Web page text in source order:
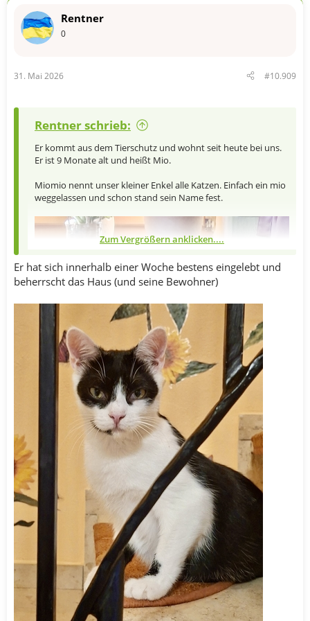
Rentner
0
31. Mai 2026 #10.909
Rentner schrieb:
Er kommt aus dem Tierschutz und wohnt seit heute bei uns.
Er ist 9 Monate alt und heißt Mio.
Miomio nennt unser kleiner Enkel alle Katzen. Einfach ein mio
weggelassen und schon stand sein Name fest.
Zum Vergrößern anklicken....
Er hat sich innerhalb einer Woche bestens eingelebt und
beherrscht das Haus (und seine Bewohner)